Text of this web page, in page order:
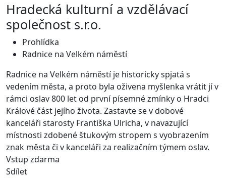
Hradecká kulturní a vzdělávací
společnost s.r.o.
Prohlídka
Radnice na Velkém náměstí
Radnice na Velkém náměstí je historicky spjatá s
vedením města, a proto byla oživena myšlenka vrátit jí v
rámci oslav 800 let od první písemné zmínky o Hradci
Králové část jejího života. Zastavte se v dobové
kanceláři starosty Františka Ulricha, v navazující
místnosti zdobené štukovým stropem s vyobrazením
znak města či v kanceláři za realizačním týmem oslav.
Vstup zdarma
Sdílet